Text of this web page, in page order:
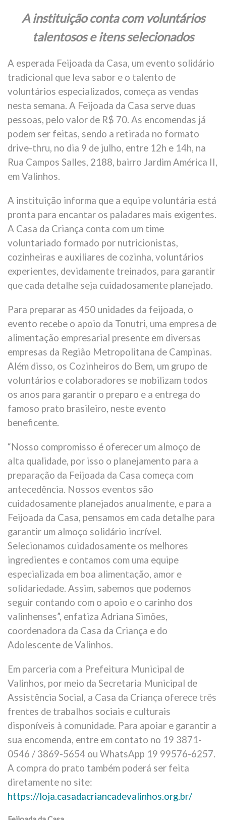
A instituição conta com voluntários
talentosos e itens selecionados
A esperada Feijoada da Casa, um evento solidário
tradicional que leva sabor e o talento de
voluntários especializados, começa as vendas
nesta semana. A Feijoada da Casa serve duas
pessoas, pelo valor de R$ 70. As encomendas já
podem ser feitas, sendo a retirada no formato
drive-thru, no dia 9 de julho, entre 12h e 14h, na
Rua Campos Salles, 2188, bairro Jardim América II,
em Valinhos.
A instituição informa que a equipe voluntária está
pronta para encantar os paladares mais exigentes.
A Casa da Criança conta com um time
voluntariado formado por nutricionistas,
cozinheiras e auxiliares de cozinha, voluntários
experientes, devidamente treinados, para garantir
que cada detalhe seja cuidadosamente planejado.
Para preparar as 450 unidades da feijoada, o
evento recebe o apoio da Tonutri, uma empresa de
alimentação empresarial presente em diversas
empresas da Região Metropolitana de Campinas.
Além disso, os Cozinheiros do Bem, um grupo de
voluntários e colaboradores se mobilizam todos
os anos para garantir o preparo e a entrega do
famoso prato brasileiro, neste evento
beneficente.
“Nosso compromisso é oferecer um almoço de
alta qualidade, por isso o planejamento para a
preparação da Feijoada da Casa começa com
antecedência. Nossos eventos são
cuidadosamente planejados anualmente, e para a
Feijoada da Casa, pensamos em cada detalhe para
garantir um almoço solidário incrível.
Selecionamos cuidadosamente os melhores
ingredientes e contamos com uma equipe
especializada em boa alimentação, amor e
solidariedade. Assim, sabemos que podemos
seguir contando com o apoio e o carinho dos
valinhenses”, enfatiza Adriana Simões,
coordenadora da Casa da Criança e do
Adolescente de Valinhos.
Em parceria com a Prefeitura Municipal de
Valinhos, por meio da Secretaria Municipal de
Assistência Social, a Casa da Criança oferece três
frentes de trabalhos sociais e culturais
disponíveis à comunidade. Para apoiar e garantir a
sua encomenda, entre em contato no 19 3871-
0546 / 3869-5654 ou WhatsApp 19 99576-6257.
A compra do prato também poderá ser feita
diretamente no site:
https://loja.casadacriancadevalinhos.org.br/